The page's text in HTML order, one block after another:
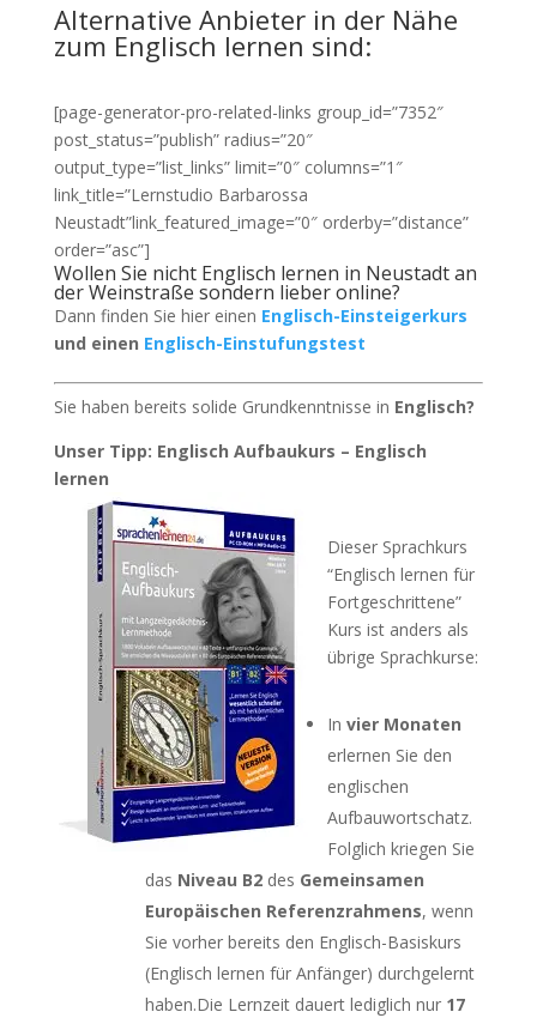
Alternative Anbieter in der Nähe
zum Englisch lernen sind:
[page-generator-pro-related-links group_id=”7352″
post_status=”publish” radius=”20″
output_type=”list_links” limit=”0″ columns=”1″
link_title=”Lernstudio Barbarossa
Neustadt”link_featured_image=”0″ orderby=”distance”
order=”asc”]
Wollen Sie nicht Englisch lernen in Neustadt an
der Weinstraße sondern lieber online?
Dann finden Sie hier einen Englisch-Einsteigerkurs
und einen Englisch-Einstufungstest
Sie haben bereits solide Grundkenntnisse in Englisch?
Unser Tipp: Englisch Aufbaukurs – Englisch
lernen
Dieser Sprachkurs
“Englisch lernen für
Fortgeschrittene”
Kurs ist anders als
übrige Sprachkurse:
In vier Monaten
erlernen Sie den
englischen
Aufbauwortschatz.
Folglich kriegen Sie
das Niveau B2des Gemeinsamen
Europäischen Referenzrahmens, wenn
Sie vorher bereits den Englisch-Basiskurs
(Englisch lernen für Anfänger) durchgelernt
haben.Die Lernzeit dauert lediglich nur 17